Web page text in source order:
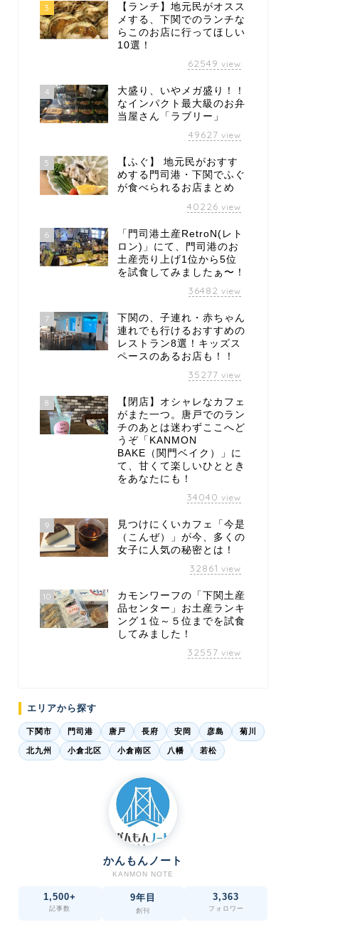
3
【ランチ】地元民がオスス
メする、下関でのランチな
らこのお店に行ってほしい
10選！
62549 view
4
大盛り、いやメガ盛り！！
なインパクト最大級のお弁
当屋さん「ラブリー」
49627 view
5
【ふぐ】 地元民がおすす
めする門司港・下関でふぐ
が食べられるお店まとめ
40226 view
6
「門司港土産RetroN(レト
ロン)」にて、門司港のお
土産売り上げ1位から5位
を試食してみましたぁ〜！
36482 view
7
下関の、子連れ・赤ちゃん
連れでも行けるおすすめの
レストラン8選！キッズス
ペースのあるお店も！！
35277 view
8
【閉店】オシャレなカフェ
がまた一つ。唐戸でのラン
チのあとは迷わずここへど
うぞ「KANMON
BAKE（関門ベイク）」に
て、甘くて楽しいひととき
をあなたにも！
34040 view
9
見つけにくいカフェ「今是
（こんぜ）」が今、多くの
女子に人気の秘密とは！
32861 view
10
カモンワーフの「下関土産
品センター」お土産ランキ
ング１位～５位までを試食
してみました！
32557 view
エリアから探す
下関市 門司港 唐戸 長府 安岡 彦島 菊川
北九州 小倉北区 小倉南区 八幡 若松
かんもんノート
KANMON NOTE
1,500+
記事数
9年目
創刊
3,363
フォロワー